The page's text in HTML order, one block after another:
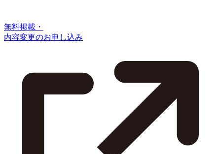
無料掲載・
内容変更のお申し込み